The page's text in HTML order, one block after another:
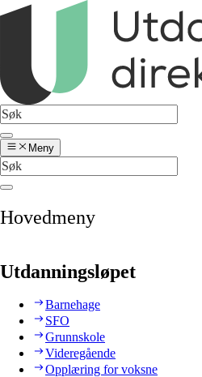
Meny
Hovedmeny
Utdanningsløpet
Barnehage
SFO
Grunnskole
Videregående
Opplæring for voksne